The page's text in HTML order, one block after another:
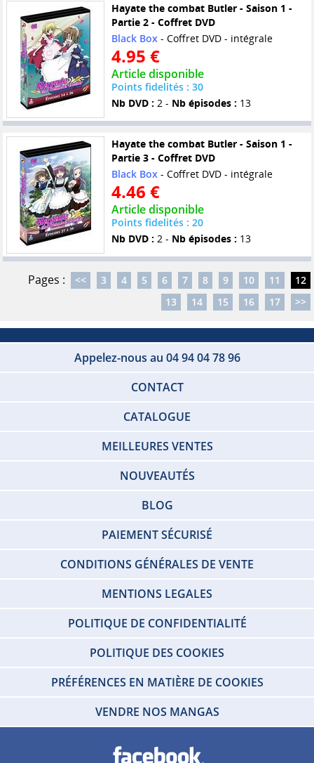
Hayate the combat Butler - Saison 1 -
Partie 2 - Coffret DVD
Black Box - Coffret DVD - intégrale
4.95 €
Article disponible
Points fidelités : 30
Nb DVD : 2 - Nb épisodes : 13
Hayate the combat Butler - Saison 1 -
Partie 3 - Coffret DVD
Black Box - Coffret DVD - intégrale
4.46 €
Article disponible
Points fidelités : 20
Nb DVD : 2 - Nb épisodes : 13
Pages : << 3 4 5 6 7 8 9 10 11
12
13
14 15 16 17 >>
Appelez-nous au 04 94 04 78 96
CONTACT
CATALOGUE
MEILLEURES VENTES
NOUVEAUTÉS
BLOG
PAIEMENT SÉCURISÉ
CONDITIONS GÉNÉRALES DE VENTE
MENTIONS LEGALES
POLITIQUE DE CONFIDENTIALITÉ
POLITIQUE DES COOKIES
PRÉFÉRENCES EN MATIÈRE DE COOKIES
VENDRE NOS MANGAS